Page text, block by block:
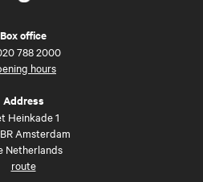
Box office
788 2000
hours
Address
Heinkade 1
Amsterdam
Netherlands
route